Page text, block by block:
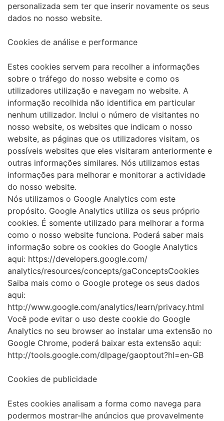
personalizada sem ter que inserir novamente os seus
dados no nosso website.
Cookies de análise e performance
Estes cookies servem para recolher a informações
sobre o tráfego do nosso website e como os
utilizadores utilização e navegam no website. A
informação recolhida não identifica em particular
nenhum utilizador. Inclui o número de visitantes no
nosso website, os websites que indicam o nosso
website, as páginas que os utilizadores visitam, os
possíveis websites que eles visitaram anteriormente e
outras informações similares. Nós utilizamos estas
informações para melhorar e monitorar a actividade
do nosso website.
Nós utilizamos o Google Analytics com este
propósito. Google Analytics utiliza os seus próprio
cookies. É somente utilizado para melhorar a forma
como o nosso website funciona. Poderá saber mais
informação sobre os cookies do Google Analytics
aqui: https://developers.google.com/
analytics/resources/concepts/gaConceptsCookies
Saiba mais como o Google protege os seus dados
aqui:
http://www.google.com/analytics/learn/privacy.html
Você pode evitar o uso deste cookie do Google
Analytics no seu browser ao instalar uma extensão no
Google Chrome, poderá baixar esta extensão aqui:
http://tools.google.com/dlpage/gaoptout?hl=en-GB
Cookies de publicidade
Estes cookies analisam a forma como navega para
podermos mostrar-lhe anúncios que provavelmente